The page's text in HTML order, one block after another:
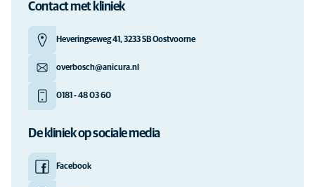
Contact met kliniek
Heveringseweg 41, 3233 SB Oostvoorne
overbosch@anicura.nl
0181 - 48 03 60
De kliniek op sociale media
Facebook